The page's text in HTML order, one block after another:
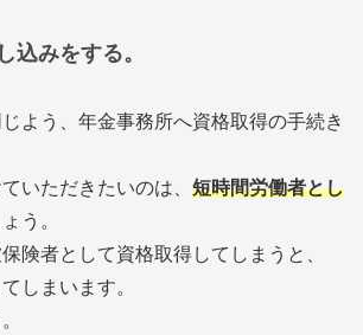
込みをする。
よう、年金事務所へ資格取得の手続き
いただきたいのは、 短時間労働者とし
う。
険者として資格取得してしまうと、
しまいます。